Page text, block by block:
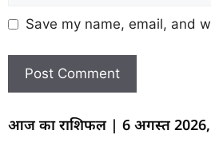
Save my name, email, and
आज का राशिफल | 6 अगस्त 2026,